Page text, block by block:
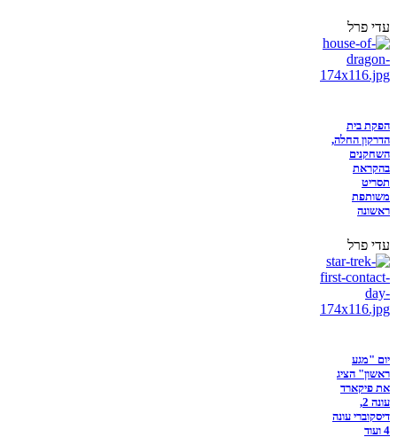
עדי פרל
הפקת בית
הדרקון החלה,
השחקנים
בהקראת
תסריט
משותפת
ראשונה
עדי פרל
יום "מגע
ראשון" הציג
את פיקארד
עונה 2,
דיסקוברי עונה
4 ועוד